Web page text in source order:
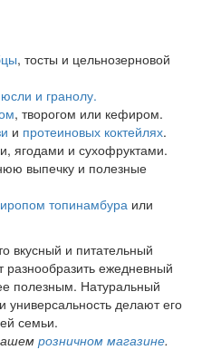
, тосты и цельнозерновой
и гранолу.
, творогом или кефиром.
и протеиновых коктейлях.
ягодами и сухофруктами.
выпечку и полезные
топинамбура или
вкусный и питательный
разнообразить ежедневный
полезным. Натуральный
универсальность делают его
семьи.
розничном магазине.